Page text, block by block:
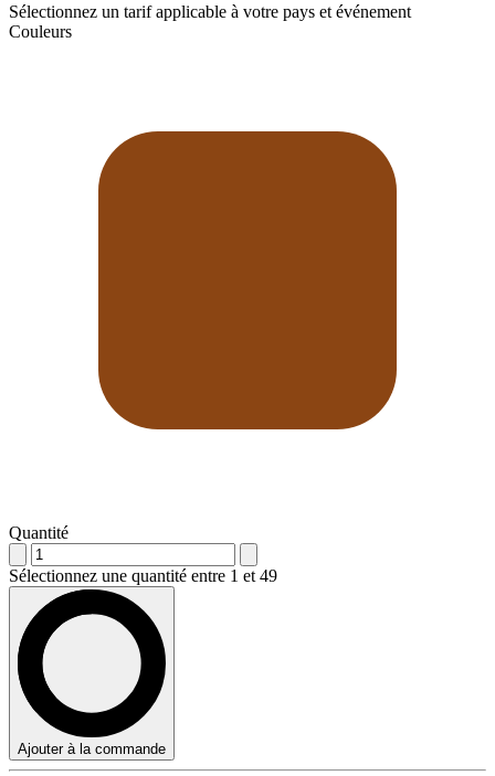
Sélectionnez un tarif applicable à votre pays et événement
Couleurs
Quantité
Sélectionnez une quantité entre 1 et 49
Ajouter à la commande